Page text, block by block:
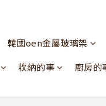
韓國oen金屬玻璃架
收納的事 廚房的